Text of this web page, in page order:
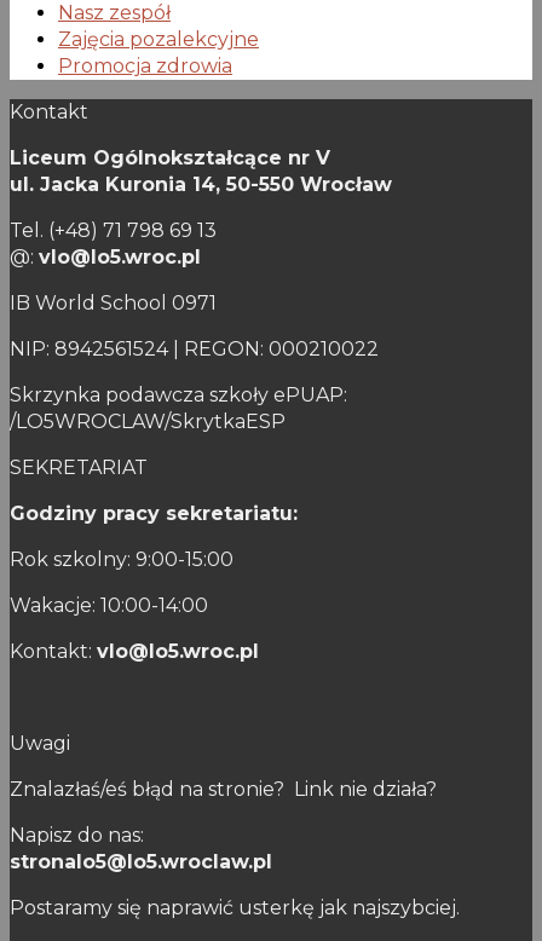
Nasz zespół
Zajęcia pozalekcyjne
Promocja zdrowia
Kontakt
Liceum Ogólnokształcące nr V
ul. Jacka Kuronia 14, 50-550 Wrocław
Tel. (+48) 71 798 69 13
@: vlo@lo5.wroc.pl
IB World School 0971
NIP: 8942561524 | REGON: 000210022
Skrzynka podawcza szkoły ePUAP:
/LO5WROCLAW/SkrytkaESP
SEKRETARIAT
Godziny pracy sekretariatu:
Rok szkolny: 9:00-15:00
Wakacje: 10:00-14:00
Kontakt: vlo@lo5.wroc.pl
Uwagi
Znalazłaś/eś błąd na stronie? Link nie działa?
Napisz do nas:
stronalo5@lo5.wroclaw.pl
Postaramy się naprawić usterkę jak najszybciej.